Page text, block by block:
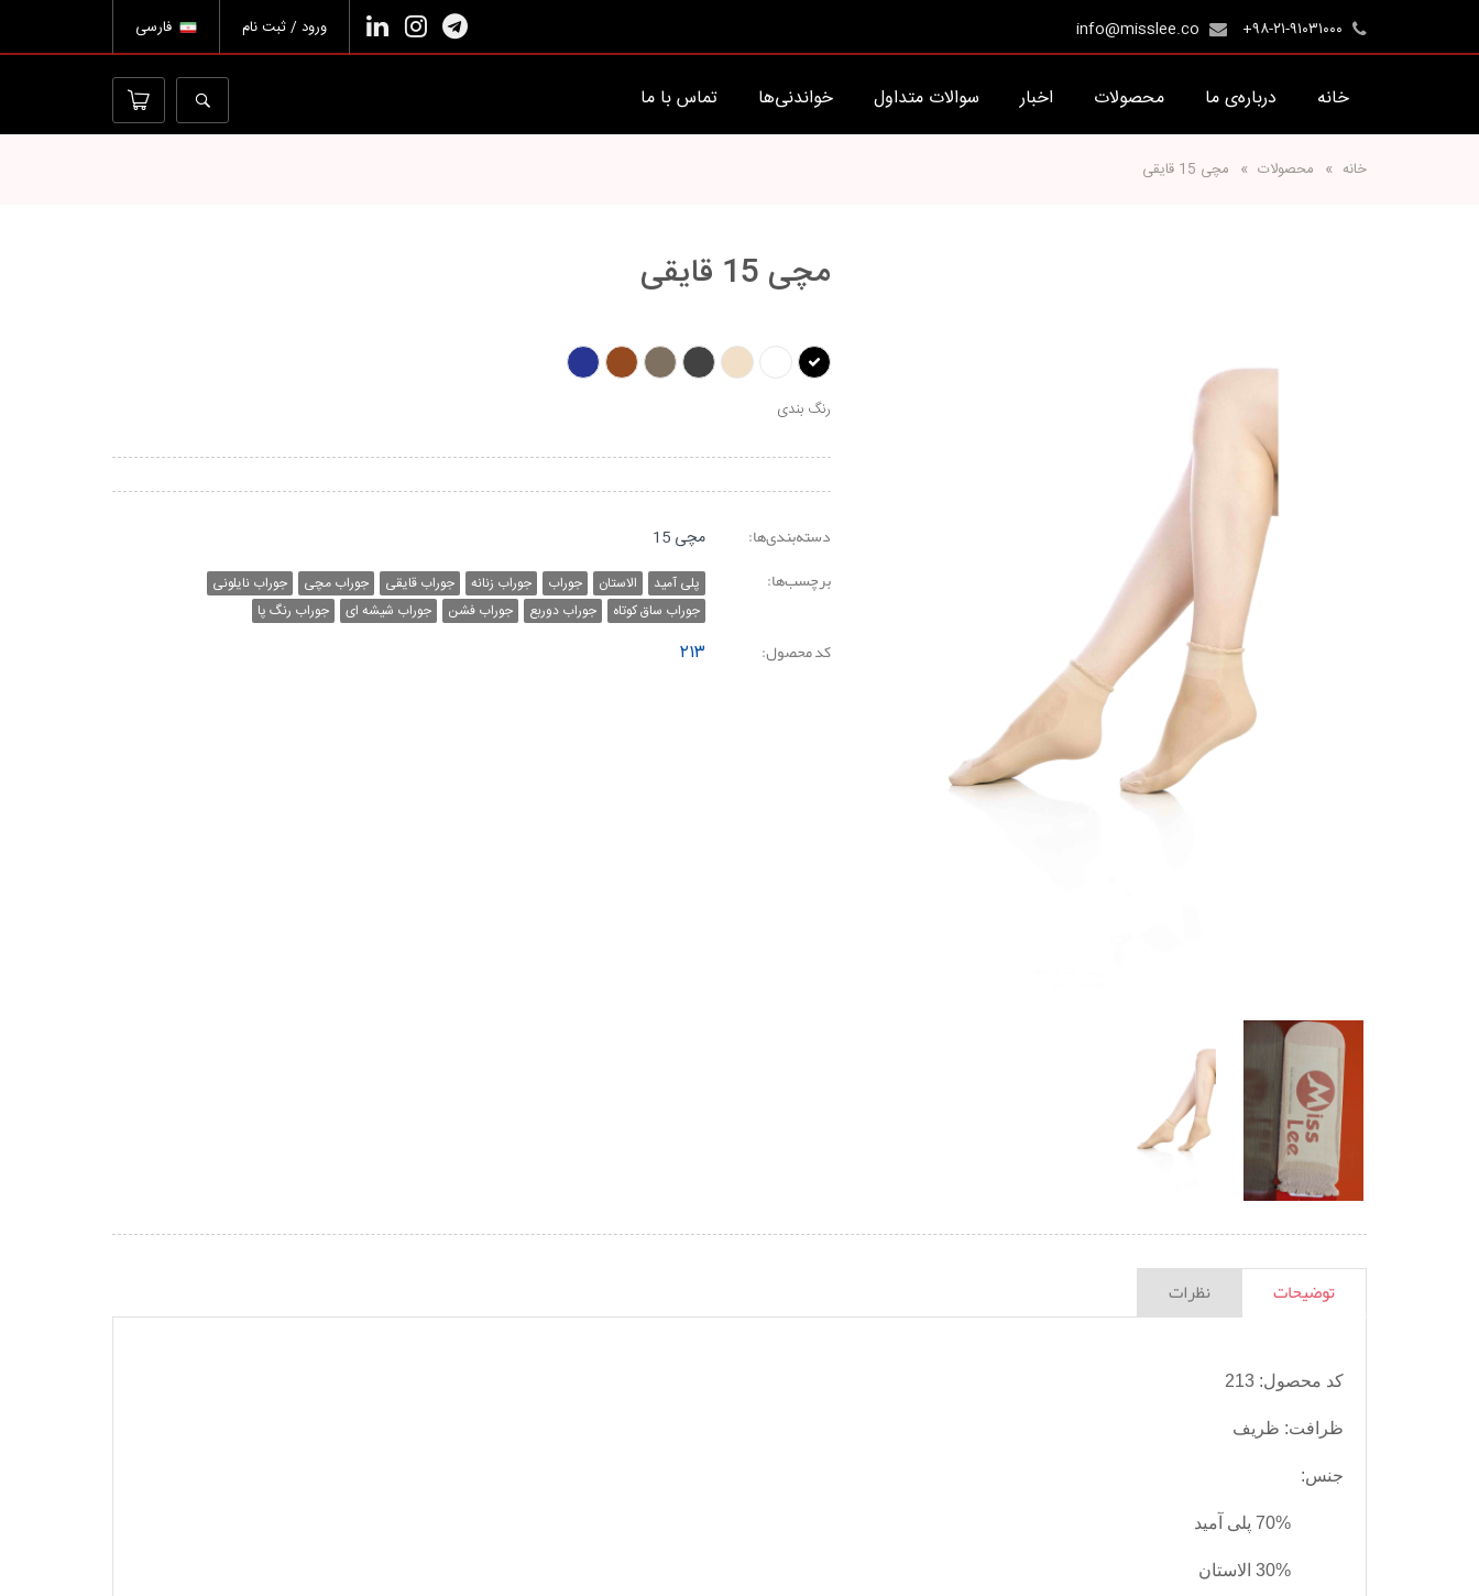
+۹۸-۲۱-۹۱۰۳۱۰۰۰ فارسی ورود / ثبت نام
خانه درباره‌ی ما محصولات اخبار سوالات متداول خواندنی‌ها تماس با ما
خانه محصولات مچی 15 قایقی
مچی 15 قایقی
رنگ بندی
دسته‌بندی‌ها: مچی 15
برچسب‌ها: پلی آمید الاستان جوراب جوراب زنانه جوراب قایقی جوراب مچی
جوراب نایلونی
جوراب ساق کوتاه
جوراب دوربع جوراب فشن جوراب شیشه ای جوراب رنگ پا
کد محصول: ۲۱۳
توضیحات نظرات
کد محصول: 213
ظرافت: ظریف
جنس:
70% پلی آمید
30% الاستان